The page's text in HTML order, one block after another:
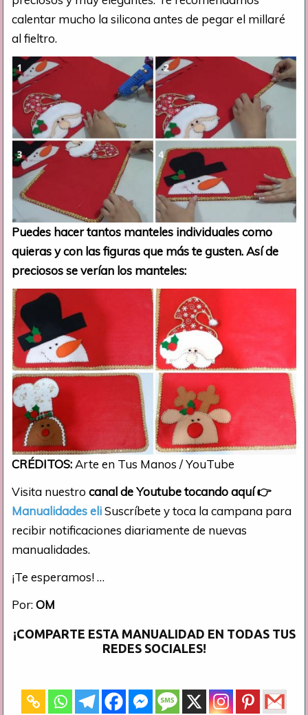
calentar mucho la silicona antes de pegar el millaré
al fieltro.
Puedes hacer tantos manteles individuales como
quieras y con las figuras que más te gusten. Así de
preciosos se verían los manteles:
CRÉDITOS: Arte en Tus Manos / YouTube
Visita nuestrocanal de Youtube tocando aquí👉
Manualidades eliSuscríbete y toca la campana para
recibir notificaciones diariamente de nuevas
manualidades.
¡Te esperamos! …
Por:OM
¡COMPARTE ESTA MANUALIDAD EN TODAS TUS
REDES SOCIALES!